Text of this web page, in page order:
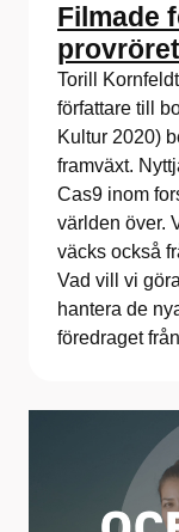
Filmade
provröret
Torill
författare till
Kultur 2020)
framväxt.
Cas9 inom
världen över.
väcks också
Vad vill vi
hantera de
föredraget